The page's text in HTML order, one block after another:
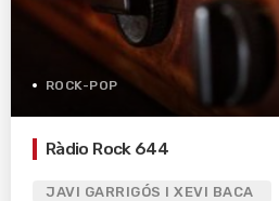
ROCK-POP
Ràdio Rock 644
JAVI GARRIGÓS I XEVI BACA